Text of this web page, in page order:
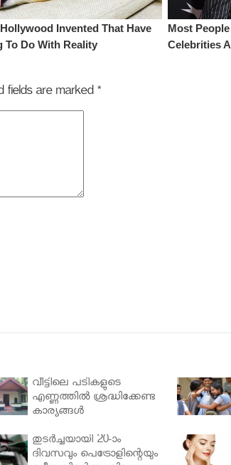
fields are marked*
വീട്ടിലെ പടികളുടെ
എണ്ണത്തിൽ ശ്രദ്ധിക്കേണ്ട
കാര്യങ്ങൾ
തുടർച്ചയായി 20-ാം
ദിവസവും പെട്രോളിന്റെയും